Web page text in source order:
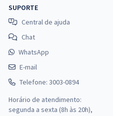
SUPORTE
Central de ajuda
Chat
WhatsApp
E-mail
Telefone: 3003-0894
Horário de atendimento:
segunda a sexta (8h às 20h),